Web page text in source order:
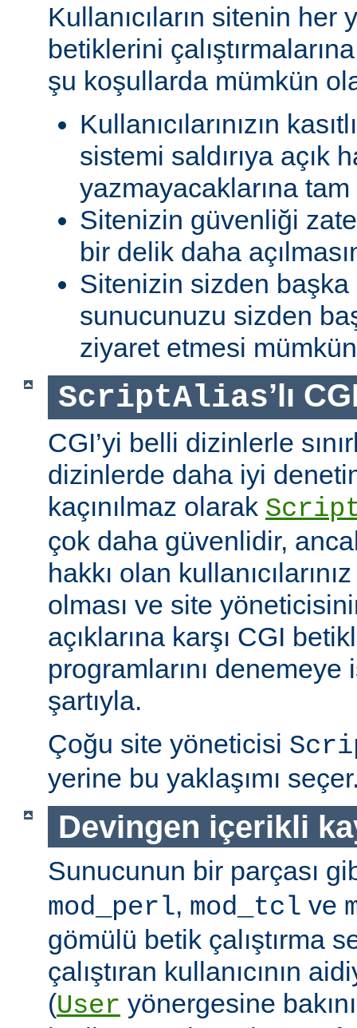
Kullanıcıların sitenin her
betiklerini
şu koşullarda mümkün
Kullanıcılarınızın
sistemi saldırıya açık
yazmayacaklarına
Sitenizin güvenliği
bir delik daha
Sitenizin sizden başka
sunucunuzu sizden
ziyaret etmesi
ScriptAlias’lı
CGI’yi belli dizinlerle
dizinlerde daha iyi
kaçınılmaz olarak
çok daha güvenlidir,
hakkı olan
olması ve site
açıklarına karşı CGI
programlarını denemeye
şartıyla.
Çoğu site yöneticisi
yerine bu yaklaşımı
Devingen içerikli
Sunucunun bir parçası
mod_perl, mod_tcl ve
gömülü betik çalıştırma
çalıştıran kullanıcının
(User yönergesine